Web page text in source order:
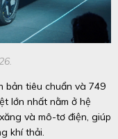
bản tiêu chuẩn và 749
lớn nhất nằm ở hệ
và mô-tơ điện, giúp
khí thải.